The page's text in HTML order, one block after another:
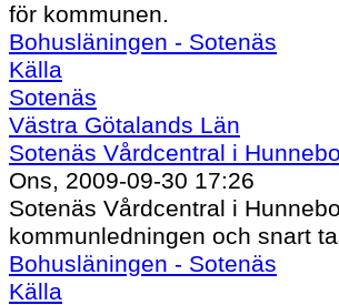
för kommunen.
Bohusläningen - Sotenäs
Källa
Sotenäs
Västra Götalands Län
Sotenäs Vårdcentral i
Ons, 2009-09-30 17:26
Sotenäs Vårdcentral i
kommunledningen och snart
Bohusläningen - Sotenäs
Källa